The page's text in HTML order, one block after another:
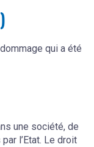
qui a été
une société, de
l’Etat. Le droit